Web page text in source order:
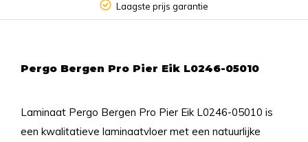
Laagste prijs garantie
Pergo Bergen Pro Pier Eik L0246-05010
Laminaat Pergo Bergen Pro Pier Eik L0246-05010 is
een kwalitatieve laminaatvloer met een natuurlijke